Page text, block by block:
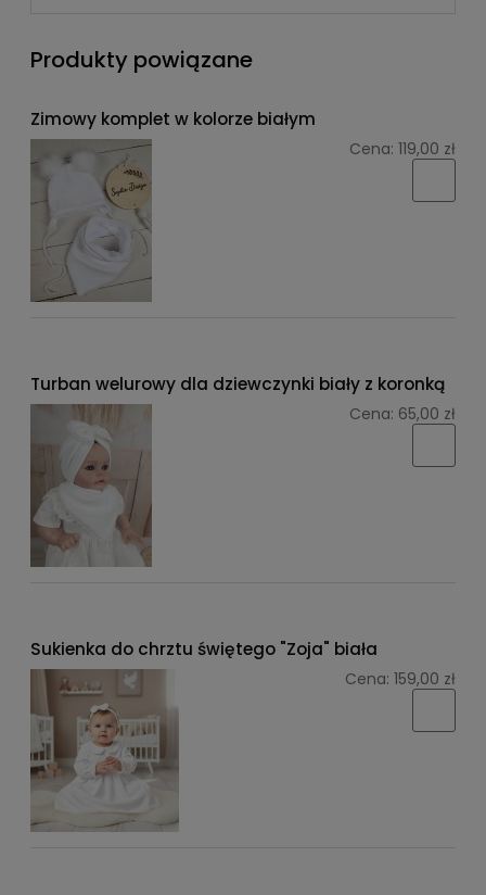
Produkty powiązane
Zimowy komplet w kolorze białym
Cena: 119,00 zł
Turban welurowy dla dziewczynki biały z koronką
Cena: 65,00 zł
Sukienka do chrztu świętego "Zoja" biała
Cena: 159,00 zł